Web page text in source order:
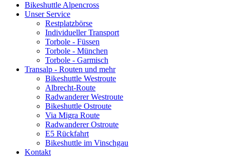
Bikeshuttle Alpencross
Unser Service
Restplatzbörse
Individueller Transport
Torbole - Füssen
Torbole - München
Torbole - Garmisch
Transalp - Routen und mehr
Bikeshuttle Westroute
Albrecht-Route
Radwanderer Westroute
Bikeshuttle Ostroute
Via Migra Route
Radwanderer Ostroute
E5 Rückfahrt
Bikeshuttle im Vinschgau
Kontakt